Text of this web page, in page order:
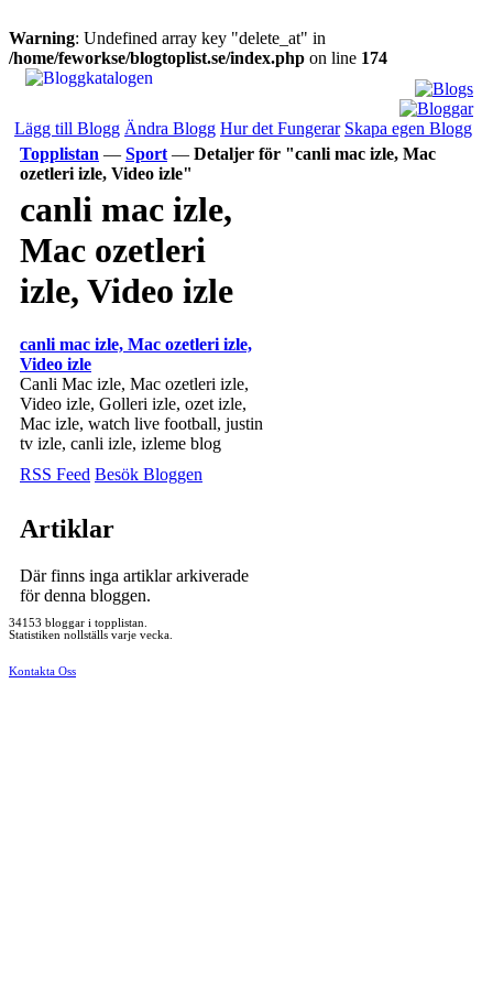
Warning: Undefined array key "delete_at" in
/home/feworkse/blogtoplist.se/index.php on line 174
Lägg till Blogg Ändra Blogg Hur det Fungerar Skapa egen Blogg
Topplistan — Sport — Detaljer för "canli mac izle, Mac
ozetleri izle, Video izle"
canli mac izle,
Mac ozetleri
izle, Video izle
canli mac izle, Mac ozetleri izle,
Video izle
Canli Mac izle, Mac ozetleri izle,
Video izle, Golleri izle, ozet izle,
Mac izle, watch live football, justin
tv izle, canli izle, izleme blog
RSS Feed Besök Bloggen
Artiklar
Där finns inga artiklar arkiverade
för denna bloggen.
34153 bloggar i topplistan.
Statistiken nollställs varje vecka.
Kontakta Oss